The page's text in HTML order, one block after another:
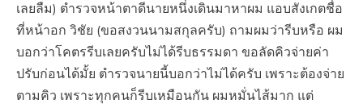
เลยลืม) ตำรวจหน้าตาดีนายหนึ่งเดินมาหาผม แอบสังเกตชื่อ
ที่หน้าอก วิชัย (ขอสงวนนามสกุลครับ) ถามผมว่ารีบหรือ ผม
บอกว่าโคตรรีบเลยครับไม่ได้รีบธรรมดา ขอลัดคิวจ่ายค่า
ปรับก่อนได้มั้ย ตำรวจนายนี้บอกว่าไม่ได้ครับ เพราะต้องจ่าย
ตามคิว เพราะทุกคนก็รีบเหมือนกัน ผมหมั่นไส้มาก แต่